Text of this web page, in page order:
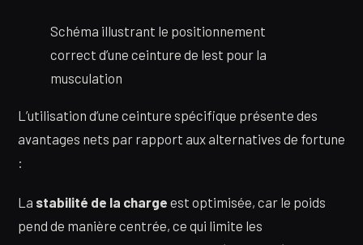
Schéma illustrant le positionnement
correct d’une ceinture de lest pour la
musculation
L’utilisation d’une ceinture spécifique présente des
avantages nets par rapport aux alternatives de fortune
:
La stabilité de la charge est optimisée, car le poids
pend de manière centrée, ce qui limite les